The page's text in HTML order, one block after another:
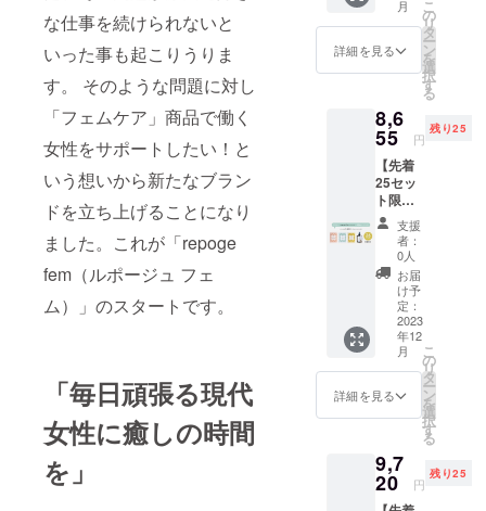
な仕事を続けられないと
いった事も起こりうりま
す。 そのような問題に対し
「フェムケア」商品で働く
女性をサポートしたい！と
いう想いから新たなブラン
ドを立ち上げることになり
ました。これが「repoge
fem（ルポージュ フェ
ム）」のスタートです。
「毎日頑張る現代
女性に癒しの時間
を」
ます。1
本は自
う１本
は大切
な方へ
のプレ
ゼント
にもお
すすめ
です。
※送料込
みのお
値段で
す。 ※
すべて
の方に
アレル
起こら
ないと
とでは
ござい
ませ
ん。 ※
チに入
けば、
飲み忘
す。女
性の卵
巣は左
右に1つ
ずつ。
毎月ど
ちらか
片方か
ら排卵
が起こ
りま
す。サ
プリメ
ントな
うかど
うかを
は、左
右の卵
巣のど
低カロ
リー】
のエナ
パウチ
状ドリ
ンクで
飲みや
すく、
水なし
でどこ
でも
さっと
飲むこ
とが出
来ま
す。
酸っぱ
さが気
方は飲
み物に
割った
りして
もお飲
です。
FOR
WOMA
BALAN
性のリ
ズム調
ンク、
FOR A
HEALT
HY LIFE
はノン
カフェ
イン・
低カロ
リーの
自然派
エナ
ジード
リン
ク、
TIMEは
ご自宅
で手軽
み）】
寒い冬
に備え
♪【CA
MPFIRE
限定】
FOR
RELAX
BATH
TIMEの
お得な4
個セッ
トで
す。
FOR
RELAX
BATH
TIMEは
よもぎ
蒸し専
「３年
熟成よ
月
詳細を見る
こ
の
リ
タ
ー
ン
を
選
択
す
る
8,6
55 円
残り25
【先着
25セッ
ト限
定】
25%OF
F!!【通
常価格
11,540
⇒8,655
円（送
料・税
込
み）】
とりあ
してみ
たいと
いう方
支援
者：
0人
お届
け予
定：
2023
年12
月
詳細を見る
こ
の
リ
タ
ー
ン
を
選
択
す
る
9,7
20 円
残り25